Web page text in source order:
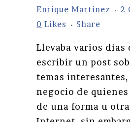
Enrique Martinez
2
0 Likes Share
Llevaba varios días
escribir un post
temas interesantes,
negocio de quienes
de una forma u